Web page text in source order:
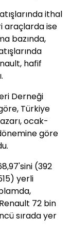
ithal
araçlarda ise
bazında,
hafif
Derneği
Türkiye
ocak-
göre
(392
yerli
72 bin
sırada yer